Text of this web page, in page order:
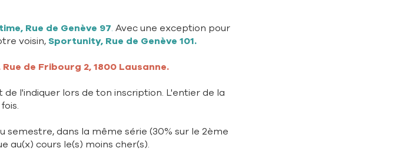
Rue de Genève 97. Avec une exception pour
voisin,Sportunity, Rue de Genève 101.
Rue de Fribourg 2, 1800 Lausanne.
l'indiquer lors de ton inscription. L'entier de la
semestre, dans la même série (30% sur le 2ème
au(x) cours le(s) moins cher(s).